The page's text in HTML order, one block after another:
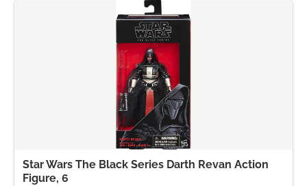
Star Wars The Black Series Darth Revan Action
Figure, 6